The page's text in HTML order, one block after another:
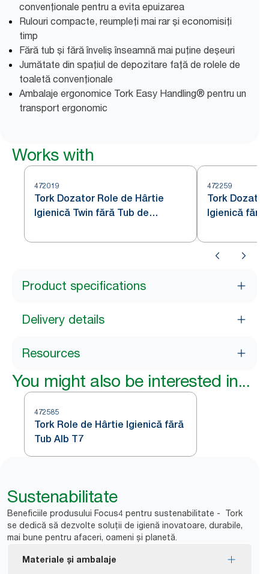
convenționale pentru a evita epuizarea
Rulouri compacte, reumpleți mai rar și economisiți
timp
Fără tub și fără înveliș înseamnă mai puține deșeuri
Jumătate din spațiul de depozitare față de rolele de
toaletă convenționale
Ambalaje ergonomice Tork Easy Handling® pentru un
transport ergonomic
Works with
472019
Tork Dozator Role de Hârtie
Igienică Twin fără Tub de
T7
472259
Tork
Igienică fără
Product specifications
Delivery details
Resources
You might also be interested in...
472585
Tork Role de Hârtie Igienică fără
Tub Alb T7
Sustenabilitate
Beneficiile produsului Focus4 pentru sustenabilitate - Tork
se dedică să dezvolte soluții de igienă inovatoare, durabile,
mai bune pentru afaceri, oameni și planetă.
Materiale și ambalaje